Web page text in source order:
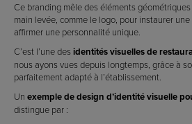
Ce branding mêle des éléments
main levée, comme le logo, pour instaurer
affirmer une personnalité unique.
C’est l’une des identités visuelles de
nous ayons vues depuis longtemps, grâce à
parfaitement adapté à l’établissement.
Un exemple de design d’identité visuelle
distingue par :